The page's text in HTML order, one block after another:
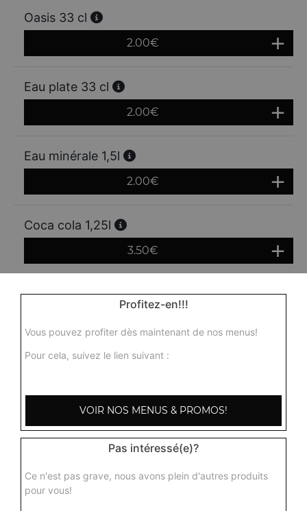
Oasis 33 cl
2.00€
Eau plate 33 cl
2.00€
Eau minérale 1,5l
2.00€
Coca cola 1,25l
3.50€
Coca zéro 1,25 l
Fanta 1,25l
Orangina 1,5l
Profitez-en!!!
Vous pouvez profiter dès maintenant de nos menus!
Pour cela, suivez le lien suivant :
VOIR NOS MENUS & PROMOS!
Pas intéressé(e)?
Ce n'est pas grave, nous avons plein d'autres produits
pour vous!